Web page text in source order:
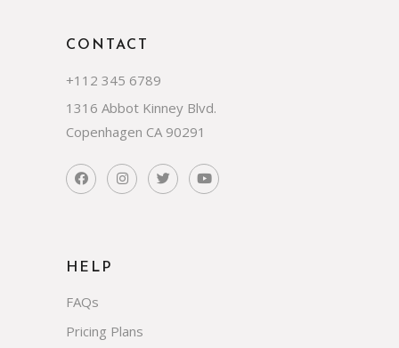
CONTACT
+112 345 6789
1316 Abbot Kinney Blvd.
Copenhagen CA 90291
HELP
FAQs
Pricing Plans